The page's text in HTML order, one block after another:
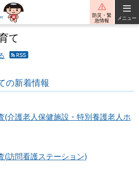
防災・緊
急情報
メニュー
て
健
祉・
子育
情報
の新着情報
(介護老人保健施設・特別養護老人ホ
(訪問看護ステーション)